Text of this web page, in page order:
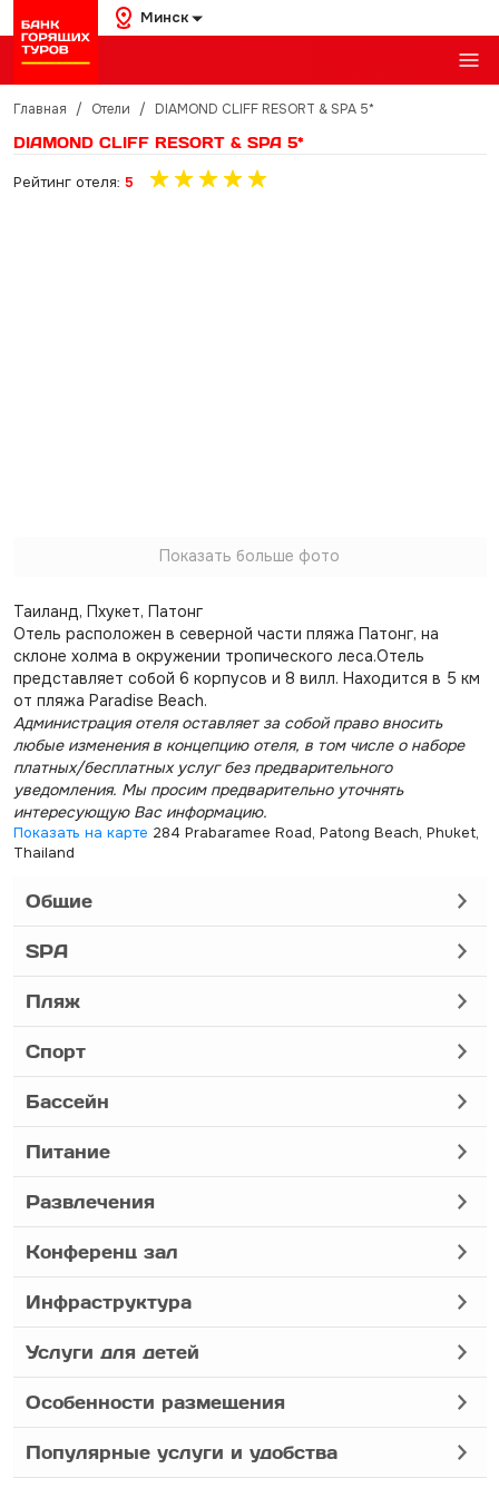
Минск
Главная / Отели / DIAMOND CLIFF RESORT & SPA 5*
DIAMOND CLIFF RESORT & SPA 5*
Рейтинг отеля: 5
Показать больше фото
Таиланд, Пхукет, Патонг
Отель расположен в северной части пляжа Патонг, на
склоне холма в окружении тропического леса.Отель
представляет собой 6 корпусов и 8 вилл. Находится в 5 км
от пляжа Paradise Beach.
Администрация отеля оставляет за собой право вносить
любые изменения в концепцию отеля, в том числе о наборе
платных/бесплатных услуг без предварительного
уведомления. Мы просим предварительно уточнять
интересующую Вас информацию.
Показать на карте 284 Prabaramee Road, Patong Beach, Phuket,
Thailand
Общие
SPA
Пляж
Спорт
Бассейн
Питание
Развлечения
Конференц зал
Инфраструктура
Услуги для детей
Особенности размещения
Популярные услуги и удобства